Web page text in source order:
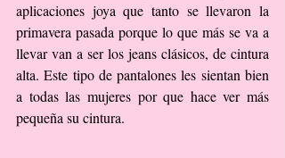
aplicaciones joya que tanto se llevaron la
primavera pasada porque lo que más se va a
llevar van a ser los jeans clásicos, de cintura
alta. Este tipo de pantalones les sientan bien
a todas las mujeres por que hace ver más
pequeña su cintura.